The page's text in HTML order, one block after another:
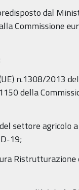
dal
Commissione
n.1308/2013
della
settore agricolo
19;